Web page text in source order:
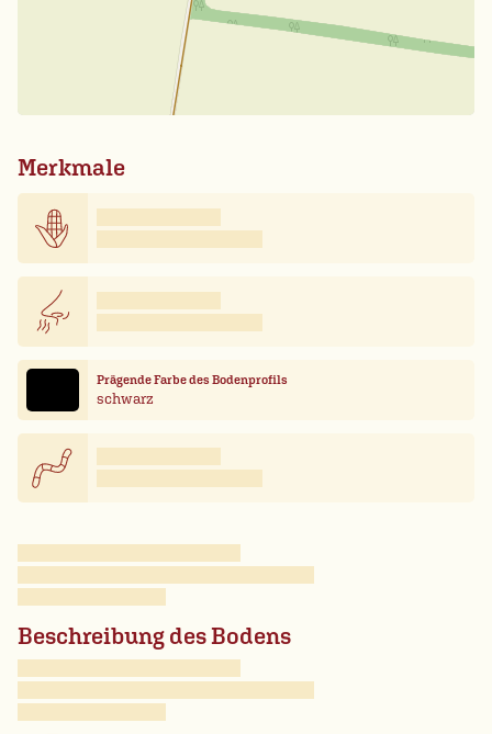
Merkmale
Prägende Farbe des Bodenprofils
schwarz
Beschreibung des Bodens